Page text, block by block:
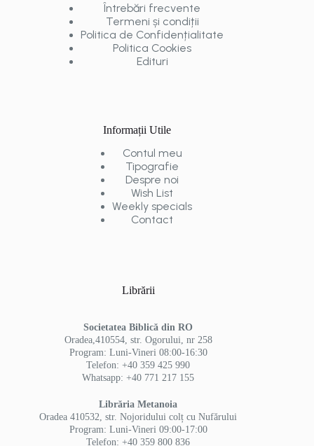
Întrebări frecvente
Termeni și condiții
Politica de Confidențialitate
Politica Cookies
Edituri
Informații Utile
Contul meu
Tipografie
Despre noi
Wish List
Weekly specials
Contact
Librării
Societatea Biblică din RO
Oradea,410554, str. Ogorului, nr 258
Program: Luni-Vineri 08:00-16:30
Telefon: +40 359 425 990
Whatsapp: +40 771 217 155
Librăria Metanoia
Oradea 410532, str. Nojoridului colț cu Nufărului
Program: Luni-Vineri 09:00-17:00
Telefon: +40 359 800 836